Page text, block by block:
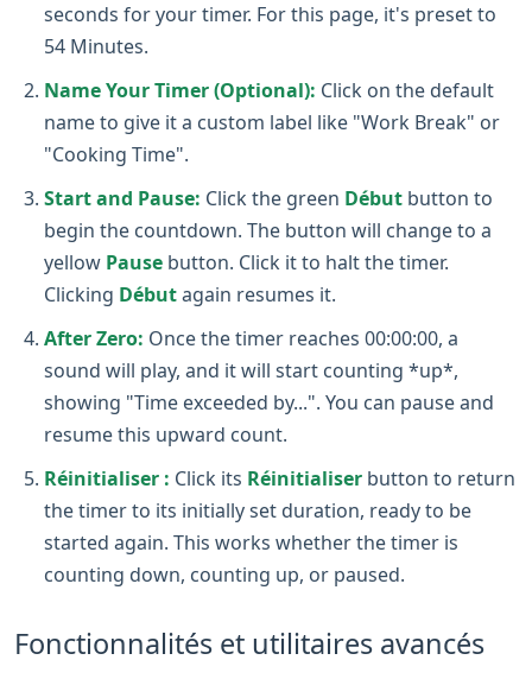
seconds for your timer. For this page, it's preset to
54 Minutes.
Name Your Timer (Optional): Click on the default
name to give it a custom label like "Work Break" or
"Cooking Time".
Start and Pause: Click the green Début button to
begin the countdown. The button will change to a
yellow Pause button. Click it to halt the timer.
Clicking Débutagain resumes it.
After Zero: Once the timer reaches 00:00:00, a
sound will play, and it will start counting *up*,
showing "Time exceeded by...". You can pause and
resume this upward count.
Réinitialiser : Click its Réinitialiser button to return
the timer to its initially set duration, ready to be
started again. This works whether the timer is
counting down, counting up, or paused.
Fonctionnalités et utilitaires avancés